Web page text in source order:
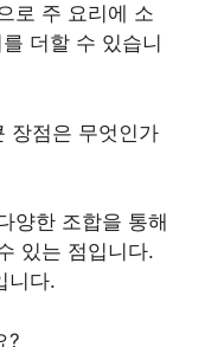
로 주 요리에 소
더할 수 있습니
장점은 무엇인가
양한 조합을 통해
있는 점입니다.
니다.
?